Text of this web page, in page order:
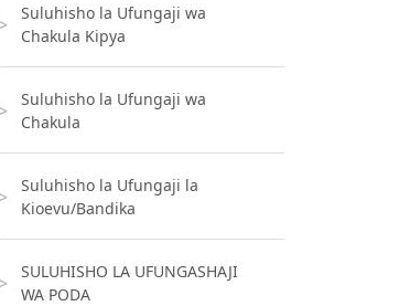
Suluhisho la Ufungaji wa
Chakula Kipya
Suluhisho la Ufungaji wa
Chakula
Suluhisho la Ufungaji la
Kioevu/Bandika
SULUHISHO LA UFUNGASHAJI
WA PODA